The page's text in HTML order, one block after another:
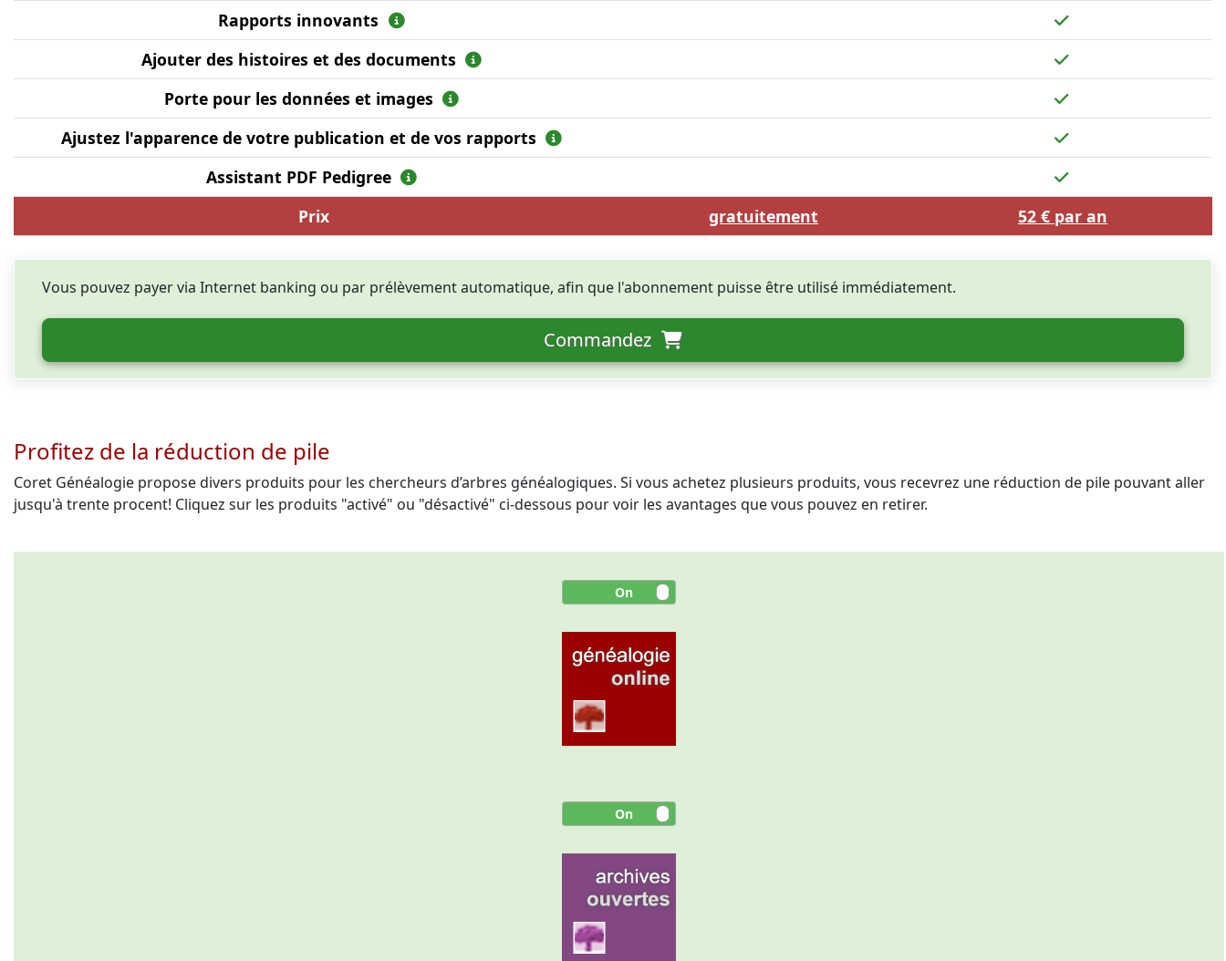
Rapports innovants
Ajouter des histoires et des documents
Porte pour les données et images
Ajustez l'apparence de votre publication et de vos rapports
Assistant PDF Pedigree
Prix
gratuitement 52 € par an
Vous pouvez payer via Internet banking ou par prélèvement automatique, afin que l'abonnement puisse être utilisé immédiatement.
Commandez
Profitez de la réduction de pile
Coret Généalogie propose divers produits pour les chercheurs d’arbres généalogiques. Si vous achetez plusieurs produits, vous recevrez une réduction de pile pouvant aller
jusqu'à trente procent! Cliquez sur les produits "activé" ou "désactivé" ci-dessous pour voir les avantages que vous pouvez en retirer.